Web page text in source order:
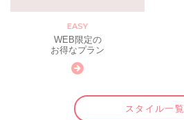
EASY
WEB限定の
お得なプラン
スタイル一覧